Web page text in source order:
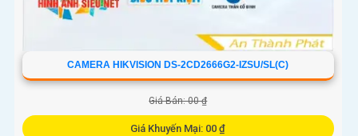
CAMERA HIKVISION DS-2CD2666G2-IZSU/SL(C)
Giá Bán: 00 ₫
Giá Khuyến Mại: 00 ₫